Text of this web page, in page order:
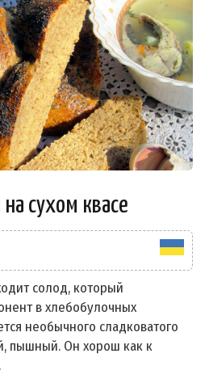
сухом квасе
солод, который
в хлебобулочных
необычного сладковатого
пышный. Он хорош как к